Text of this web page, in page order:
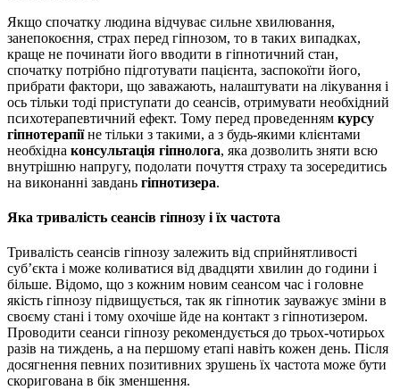
Якщо спочатку людина відчуває сильне хвилювання,
занепокоєння, страх перед гіпнозом, то в таких випадках,
краще не починати його вводити в гіпнотичний стан,
спочатку потрібно підготувати пацієнта, заспокоїти його,
прибрати фактори, що заважають, налаштувати на лікування і
ось тільки тоді приступати до сеансів, отримувати необхідний
психотерапевтичний ефект. Тому перед проведенням курсу
гіпнотерапіїне тільки з такими, а з будь-якими клієнтами
необхідна консультація гіпнолога, яка дозволить зняти всю
внутрішню напругу, подолати почуття страху та зосередитись
на виконанні завдань гіпнотизера.
Яка тривалість сеансів гіпнозу і їх частота
Тривалість сеансів гіпнозу залежить від сприйнятливості
суб’єкта і може коливатися від двадцяти хвилин до години і
більше. Відомо, що з кожним новим сеансом час і головне
якість гіпнозу підвищується, так як гіпнотик зауважує зміни в
своєму стані і тому охочіше йде на контакт з гіпнотизером.
Проводити сеанси гіпнозу рекомендується до трьох-чотирьох
разів на тиждень, а на першому етапі навіть кожен день. Після
досягнення певних позитивних зрушень їх частота може бути
скоригована в бік зменшення.